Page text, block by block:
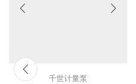
千世计量泵